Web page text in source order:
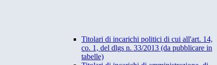
Titolari di incarichi politici di cui all'art. 14,
co. 1, del dlgs n. 33/2013 (da pubblicare in
tabelle)